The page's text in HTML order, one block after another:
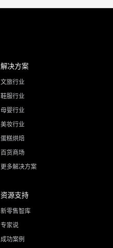
解决方案
文旅行业
鞋服行业
母婴行业
美妆行业
蛋糕烘焙
百货商场
更多解决方案
资源支持
新零售智库
专家说
成功案例